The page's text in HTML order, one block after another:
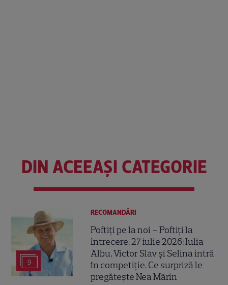
DIN ACEEAȘI CATEGORIE
9
RECOMANDĂRI
Poftiți pe la noi – Poftiți la
întrecere, 27 iulie 2026: Iulia
Albu, Victor Slav și Selina intră
în competiție. Ce surpriză le
pregătește Nea Mărin